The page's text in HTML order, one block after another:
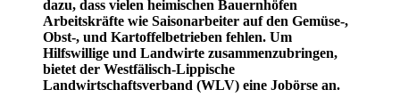
dazu, dass vielen heimischen Bauernhöfen
Arbeitskräfte wie Saisonarbeiter auf den Gemüse-,
Obst-, und Kartoffelbetrieben fehlen. Um
Hilfswillige und Landwirte zusammenzubringen,
bietet der Westfälisch-Lippische
Landwirtschaftsverband (WLV) eine Jobörse an.